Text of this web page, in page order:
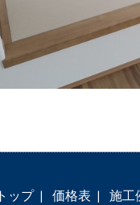
トップ 価格表 施工